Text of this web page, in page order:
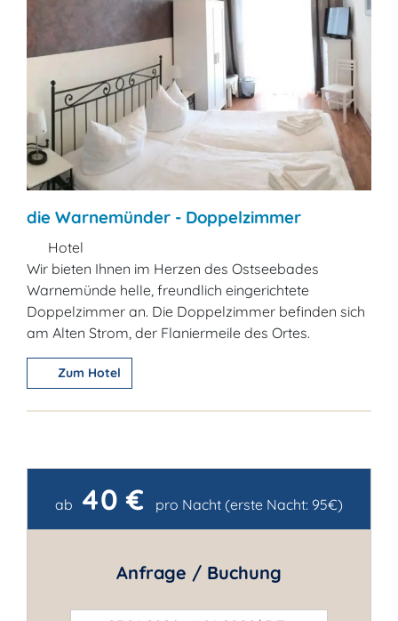
die Warnemünder - Doppelzimmer
Hotel
Wir bieten Ihnen im Herzen des Ostseebades
Warnemünde helle, freundlich eingerichtete
Doppelzimmer an. Die Doppelzimmer befinden sich
am Alten Strom, der Flaniermeile des Ortes.
Zum Hotel
Kontakt
ab 40 € pro Nacht (erste Nacht: 95€)
Anfrage / Buchung